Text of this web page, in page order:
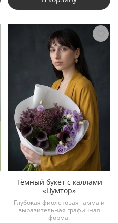
Тёмный букет с каллами
«Цумтор»
Глубокая фиолетовая гамма и
выразительная графичная
форма.